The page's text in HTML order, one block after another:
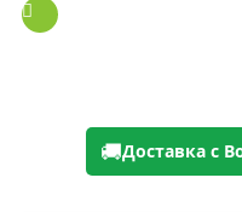
🚚Доставка с